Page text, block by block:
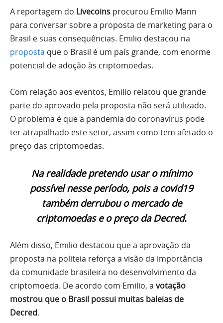
A reportagem do Livecoins procurou Emilio Mann
para conversar sobre a proposta de marketing para o
Brasil e suas consequências. Emilio destacou na
proposta que o Brasil é um país grande, com enorme
potencial de adoção às criptomoedas.
Com relação aos eventos, Emilio relatou que grande
parte do aprovado pela proposta não será utilizado.
O problema é que a pandemia do coronavírus pode
ter atrapalhado este setor, assim como tem afetado o
preço das criptomoedas.
Na realidade pretendo usar o mínimo
possível nesse período, pois a covid19
também derrubou o mercado de
criptomoedas e o preço da Decred.
Além disso, Emilio destacou que a aprovação da
proposta na politeia reforça a visão da importância
da comunidade brasileira no desenvolvimento da
criptomoeda. De acordo com Emilio, a votação
mostrou que o Brasil possui muitas baleias de
Decred.